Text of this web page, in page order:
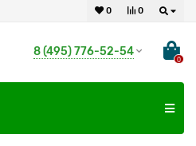
0
0
8 (495) 776-52-54
0